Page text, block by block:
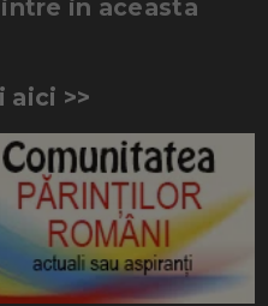
in aceasta
aici >>